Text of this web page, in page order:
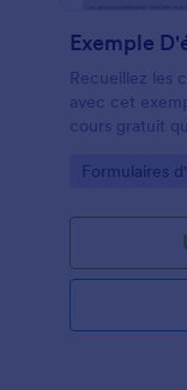
Exemple
Recueillez les
avec cet
cours gratuit
de
votre
Web de votre
formulaire par
à collecter
soumissions
Go to
Formulaires